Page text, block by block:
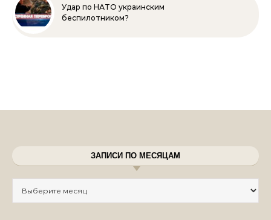
Удар по НАТО украинским
беспилотником?
ЗАПИСИ ПО МЕСЯЦАМ